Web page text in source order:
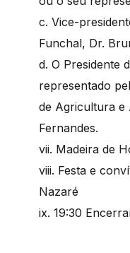
c. Vice-
Funchal, Dr.
d. O Presidente
representado
de Agricultura e
Fernandes.
vii. Madeira de
viii. Festa e
Nazaré
ix. 19:30